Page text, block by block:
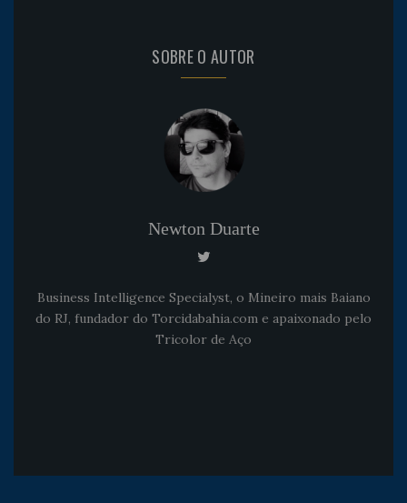
SOBRE O AUTOR
Newton Duarte
Business Intelligence Specialyst, o Mineiro mais Baiano
do RJ, fundador do Torcidabahia.com e apaixonado pelo
Tricolor de Aço